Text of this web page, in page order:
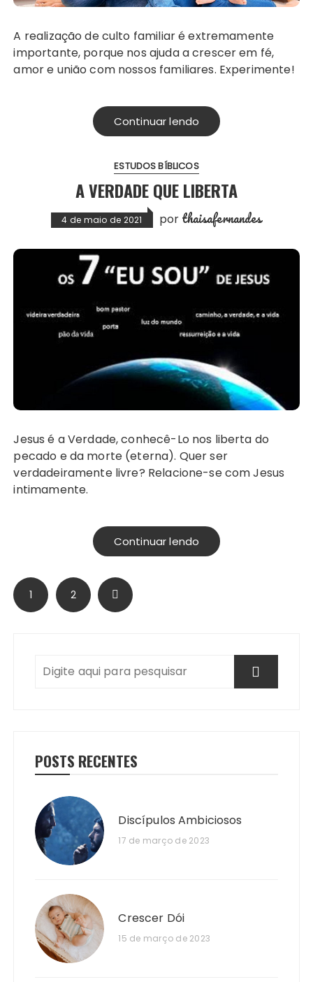
A realização de culto familiar é extremamente
importante, porque nos ajuda a crescer em fé,
amor e união com nossos familiares. Experimente!
Continuar lendo
ESTUDOS BÍBLICOS
A VERDADE QUE LIBERTA
4 de maio de 2021 por thaisafernandes
Jesus é a Verdade, conhecê-Lo nos liberta do
pecado e da morte (eterna). Quer ser
verdadeiramente livre? Relacione-se com Jesus
intimamente.
Continuar lendo
Paginação
de1 2
POSTS RECENTES
Discípulos Ambiciosos
17 de março de 2023
Crescer Dói
15 de março de 2023